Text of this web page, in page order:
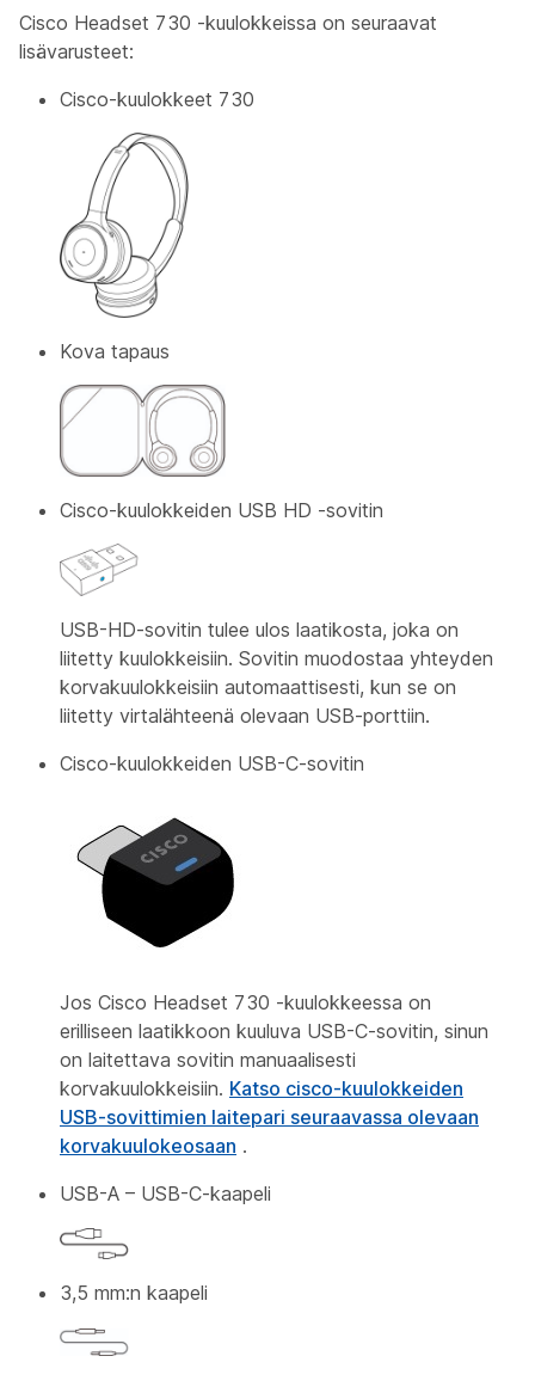
Cisco Headset 730 -kuulokkeissa on seuraavat
lisävarusteet:
Cisco-kuulokkeet 730
Kova tapaus
Cisco-kuulokkeiden USB HD -sovitin
USB-HD-sovitin tulee ulos laatikosta, joka on
liitetty kuulokkeisiin. Sovitin muodostaa yhteyden
korvakuulokkeisiin automaattisesti, kun se on
liitetty virtalähteenä olevaan USB-porttiin.
Cisco-kuulokkeiden USB-C-sovitin
Jos Cisco Headset 730 -kuulokkeessa on
erilliseen laatikkoon kuuluva USB-C-sovitin, sinun
on laitettava sovitin manuaalisesti
korvakuulokkeisiin. Katso cisco-kuulokkeiden
USB-sovittimien laitepari seuraavassa olevaan
korvakuulokeosaan .
USB-A – USB-C-kaapeli
3,5 mm:n kaapeli